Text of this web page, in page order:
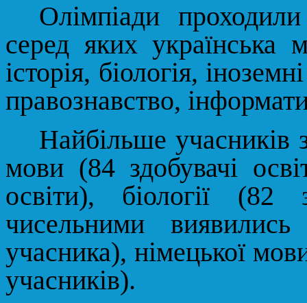
Олімпіади
серед яких українська
історія, біологія,
правознавство,
Найбільше учасників
мови (84 здобувачі
освіти), біології (82
чисельними
учасника), німецької
учасників).